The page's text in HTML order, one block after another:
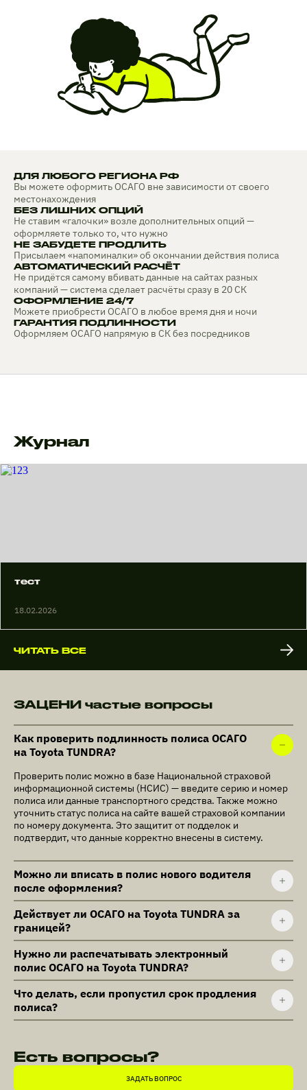
ДЛЯ ЛЮБОГО РЕГИОНА РФ
Вы можете оформить ОСАГО вне зависимости от своего
местонахождения
БЕЗ ЛИШНИХ ОПЦИЙ
Не ставим «галочки» возле дополнительных опций —
оформляете только то, что нужно
НЕ ЗАБУДЕТЕ ПРОДЛИТЬ
Присылаем «напоминалки» об окончании действия полиса
АВТОМАТИЧЕСКИЙ РАСЧЁТ
Не придётся самому вбивать данные на сайтах разных
компаний — система сделает расчёты сразу в 20 СК
ОФОРМЛЕНИЕ 24/7
Можете приобрести ОСАГО в любое время дня и ночи
ГАРАНТИЯ ПОДЛИННОСТИ
Оформляем ОСАГО напрямую в СК без посредников
Журнал
тест
18.02.2026
ЧИТАТЬ ВСЕ
ЗАЦЕНИ частые вопросы
Как проверить подлинность полиса ОСАГО
на Toyota TUNDRA?
Проверить полис можно в базе Национальной страховой
информационной системы (НСИС) — введите серию и номер
полиса или данные транспортного средства. Также можно
уточнить статус полиса на сайте вашей страховой компании
по номеру документа. Это защитит от подделок и
подтвердит, что данные корректно внесены в систему.
Можно ли вписать в полис нового водителя
после оформления?
Действует ли ОСАГО на Toyota TUNDRA за
границей?
Нужно ли распечатывать электронный
полис ОСАГО на Toyota TUNDRA?
Что делать, если пропустил срок продления
полиса?
Есть вопросы?
ЗАДАТЬ ВОПРОС